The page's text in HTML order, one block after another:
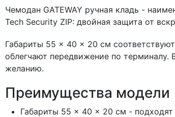
Чемодан GATEWAY ручная кладь -
Tech Security ZIP: двойная защита от
Габариты 55 × 40 × 20 см
облегчают передвижение по
желанию.
Преимущества модели
Габариты 55 × 40 × 20 см - подходят